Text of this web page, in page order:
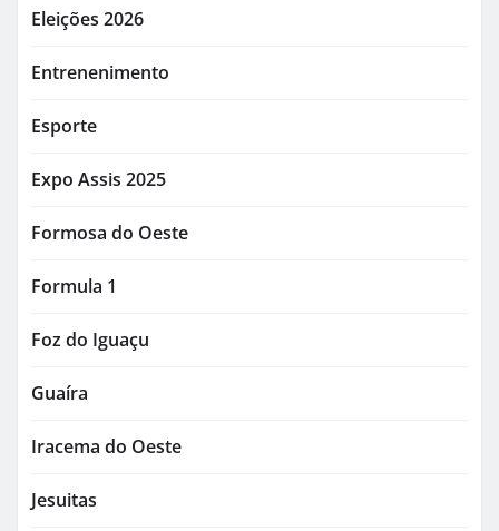
Eleições 2026
Entrenenimento
Esporte
Expo Assis 2025
Formosa do Oeste
Formula 1
Foz do Iguaçu
Guaíra
Iracema do Oeste
Jesuitas